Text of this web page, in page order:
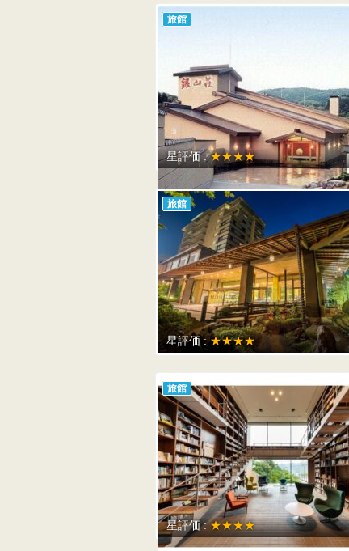
旅館
星評価 :★★★★
旅館
星評価 :★★★★
旅館
星評価 :★★★★